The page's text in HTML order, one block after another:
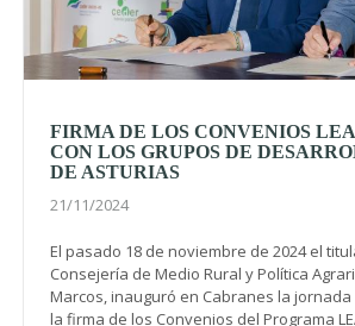
FIRMA DE LOS CONVENIOS
CON LOS GRUPOS DE
DE ASTURIAS
21/11/2024
El pasado 18 de noviembre de 2024 el
Consejería de Medio Rural y Política
Marcos, inauguró en Cabranes la
la firma de los Convenios del Programa